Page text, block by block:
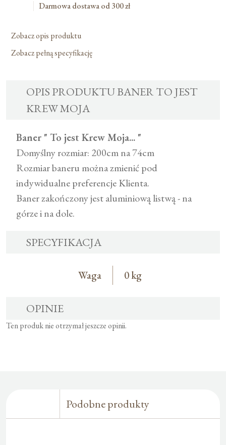
Darmowa dostawa od 300 zł
Zobacz opis produktu
Zobacz pełną specyfikację
OPIS PRODUKTU BANER TO JEST
KREW MOJA
Baner " To jest Krew Moja... "
Domyślny rozmiar: 200cm na 74cm
Rozmiar baneru można zmienić pod
indywidualne preferencje Klienta.
Baner zakończony jest aluminiową listwą - na
górze i na dole.
SPECYFIKACJA
Waga 0 kg
OPINIE
Ten produk nie otrzymał jeszcze opinii.
Podobne produkty